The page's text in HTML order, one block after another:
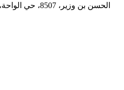
JCWA3481، 3481 الحسن بن وزير، 8507، حي الواحة، جدة 23354